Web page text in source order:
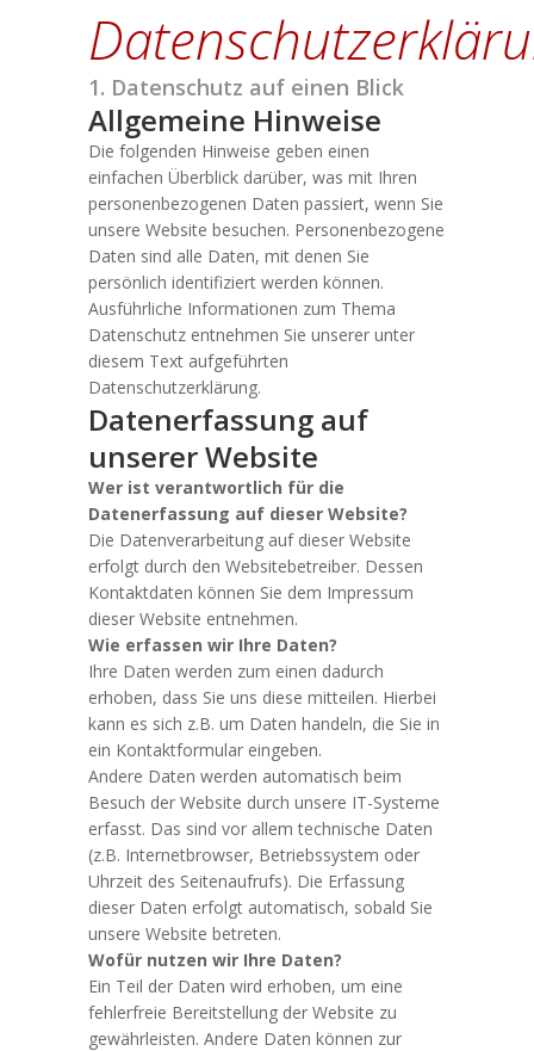
1. Datenschutz auf einen Blick
Allgemeine Hinweise
Die folgenden Hinweise geben einen
einfachen Überblick darüber, was mit Ihren
personenbezogenen Daten passiert, wenn Sie
unsere Website besuchen. Personenbezogene
Daten sind alle Daten, mit denen Sie
persönlich identifiziert werden können.
Ausführliche Informationen zum Thema
Datenschutz entnehmen Sie unserer unter
diesem Text aufgeführten
Datenschutzerklärung.
Datenerfassung auf
unserer Website
Wer ist verantwortlich für die
Datenerfassung auf dieser Website?
Die Datenverarbeitung auf dieser Website
erfolgt durch den Websitebetreiber. Dessen
Kontaktdaten können Sie dem Impressum
dieser Website entnehmen.
Wie erfassen wir Ihre Daten?
Ihre Daten werden zum einen dadurch
erhoben, dass Sie uns diese mitteilen. Hierbei
kann es sich z.B. um Daten handeln, die Sie in
ein Kontaktformular eingeben.
Andere Daten werden automatisch beim
Besuch der Website durch unsere IT-Systeme
erfasst. Das sind vor allem technische Daten
(z.B. Internetbrowser, Betriebssystem oder
Uhrzeit des Seitenaufrufs). Die Erfassung
dieser Daten erfolgt automatisch, sobald Sie
unsere Website betreten.
Wofür nutzen wir Ihre Daten?
Ein Teil der Daten wird erhoben, um eine
fehlerfreie Bereitstellung der Website zu
gewährleisten. Andere Daten können zur